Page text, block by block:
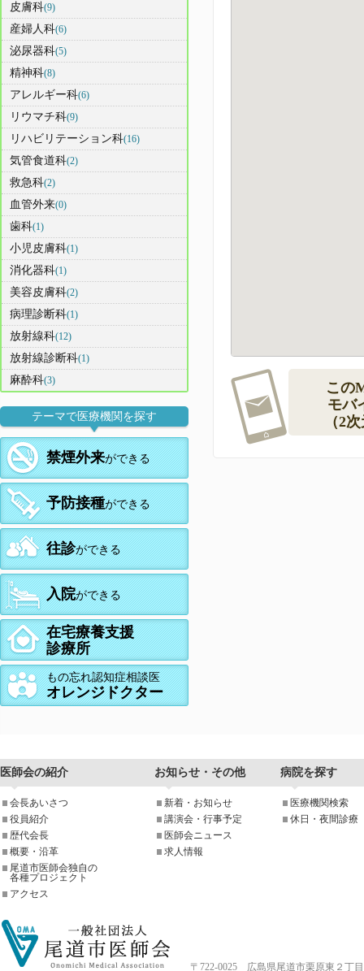
この
モバ
（2
皮膚科(9)
産婦人科(6)
泌尿器科(5)
精神科(8)
アレルギー科(6)
リウマチ科(9)
リハビリテーション科(16)
気管食道科(2)
救急科(2)
血管外来(0)
歯科(1)
小児皮膚科(1)
消化器科(1)
美容皮膚科(2)
病理診断科(1)
放射線科(12)
放射線診断科(1)
麻酔科(3)
テーマで医療機関を探す
禁煙外来ができる
予防接種ができる
往診ができる
入院ができる
在宅療養支援
診療所
もの忘れ認知症相談医
オレンジドクター
医師会の紹介 お知らせ・その他 病院を探す
会長あいさつ
役員紹介
歴代会長
概要・沿革
尾道市医師会独自の
各種プロジェクト
アクセス
新着・お知らせ
講演会・行事予定
医師会ニュース
求人情報
医療機関検索
休日・夜間診療
〒722-0025 広島県尾道市栗原東２丁